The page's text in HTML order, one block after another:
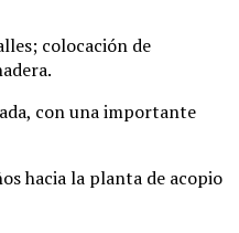
colocación de
con una importante
hacia la planta de acopio